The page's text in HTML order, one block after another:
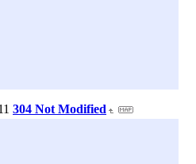
304 Not Modified